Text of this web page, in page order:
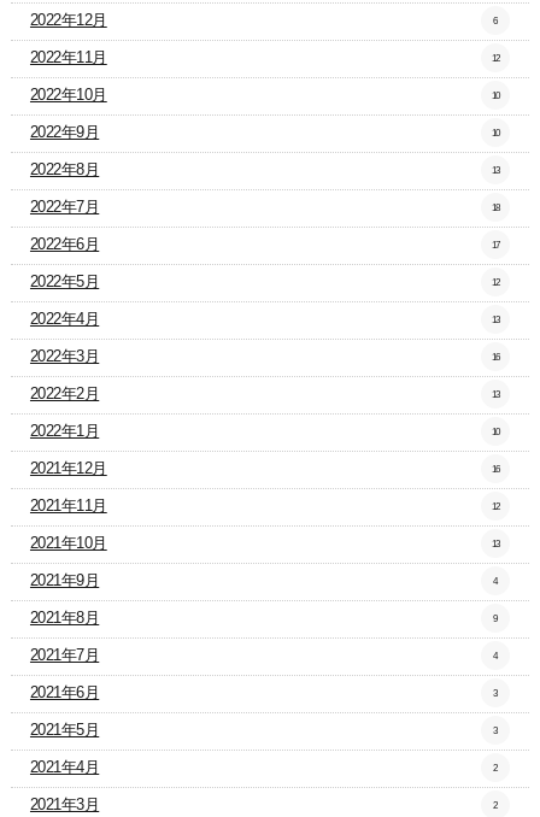
2022年12月 6
2022年11月 12
2022年10月 10
2022年9月 10
2022年8月 13
2022年7月 18
2022年6月 17
2022年5月 12
2022年4月 13
2022年3月 16
2022年2月 13
2022年1月 10
2021年12月 16
2021年11月 12
2021年10月 13
2021年9月 4
2021年8月 9
2021年7月 4
2021年6月 3
2021年5月 3
2021年4月 2
2021年3月 2